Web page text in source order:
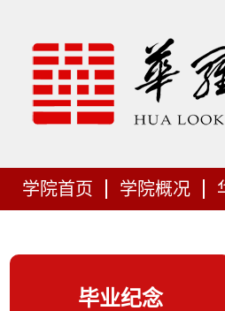
学院首页 学院概况
毕业纪念